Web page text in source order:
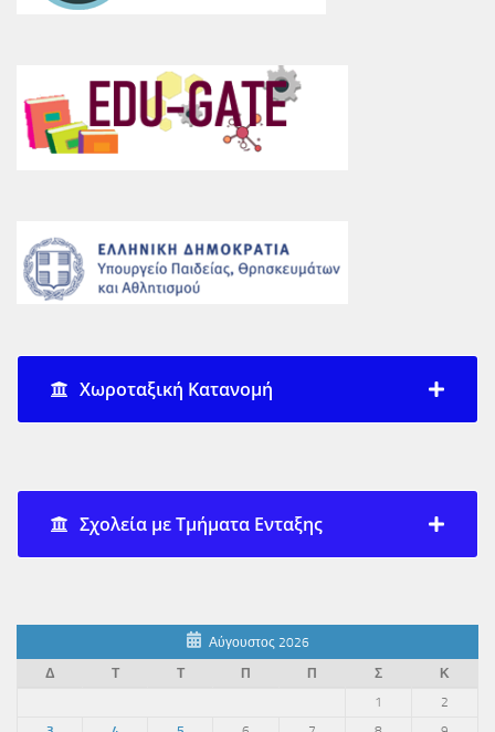
Χωροταξική Κατανομή
Σχολεία με Τμήματα Ενταξης
Αύγουστος 2026
Δ
Τ Τ Π Π Σ
Κ
1
2